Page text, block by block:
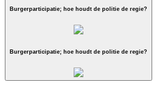
Burgerparticipatie; hoe houdt de politie de regie?
Burgerparticipatie; hoe houdt de politie de regie?